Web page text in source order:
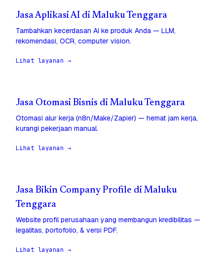
Jasa Aplikasi AI di Maluku Tenggara
Tambahkan kecerdasan AI ke produk Anda — LLM,
rekomendasi, OCR, computer vision.
Lihat layanan →
Jasa Otomasi Bisnis di Maluku Tenggara
Otomasi alur kerja (n8n/Make/Zapier) — hemat jam kerja,
kurangi pekerjaan manual.
Lihat layanan →
Jasa Bikin Company Profile di Maluku
Tenggara
Website profil perusahaan yang membangun kredibilitas —
legalitas, portofolio, & versi PDF.
Lihat layanan →